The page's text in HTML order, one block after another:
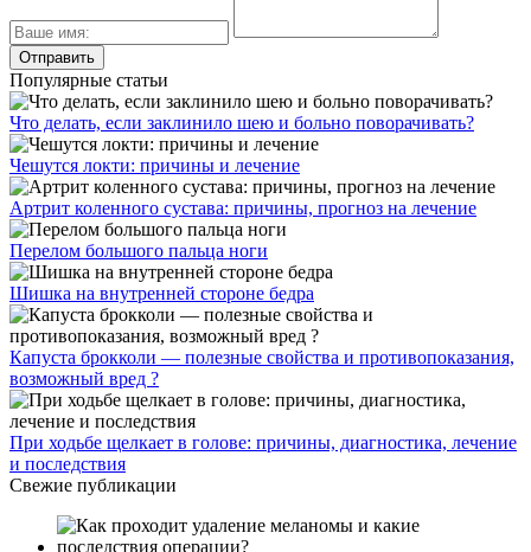
Популярные статьи
Что делать, если заклинило шею и больно поворачивать?
Чешутся локти: причины и лечение
Артрит коленного сустава: причины, прогноз на лечение
Перелом большого пальца ноги
Шишка на внутренней стороне бедра
Капуста брокколи — полезные свойства и противопоказания,
возможный вред ?
При ходьбе щелкает в голове: причины, диагностика, лечение
и последствия
Свежие публикации